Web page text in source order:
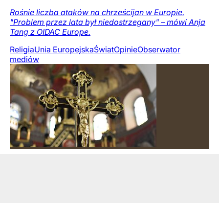
Rośnie liczba ataków na chrześcijan w Europie.
"Problem przez lata był niedostrzegany" – mówi Anja
Tang z OIDAC Europe.
ReligiaUnia EuropejskaŚwiatOpinieObserwator
mediów